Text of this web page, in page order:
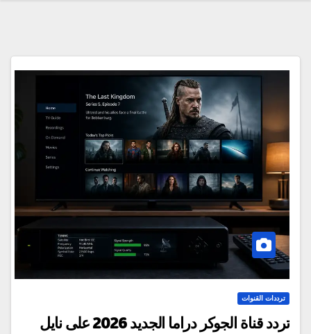
ترددات القنوات
تردد قناة الجوكر دراما الجديد 2026 على نايل